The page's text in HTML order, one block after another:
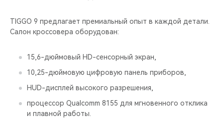
TIGGO 9 предлагает премиальный опыт в каждой детали.
Салон кроссовера оборудован:
15,6-дюймовый HD-сенсорный экран,
10,25-дюймовую цифровую панель приборов,
HUD-дисплей высокого разрешения,
процессор Qualcomm 8155 для мгновенного отклика
и плавной работы.